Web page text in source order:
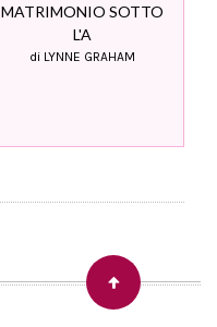
MATRIMONIO SOTTO
L'A
di LYNNE GRAHAM